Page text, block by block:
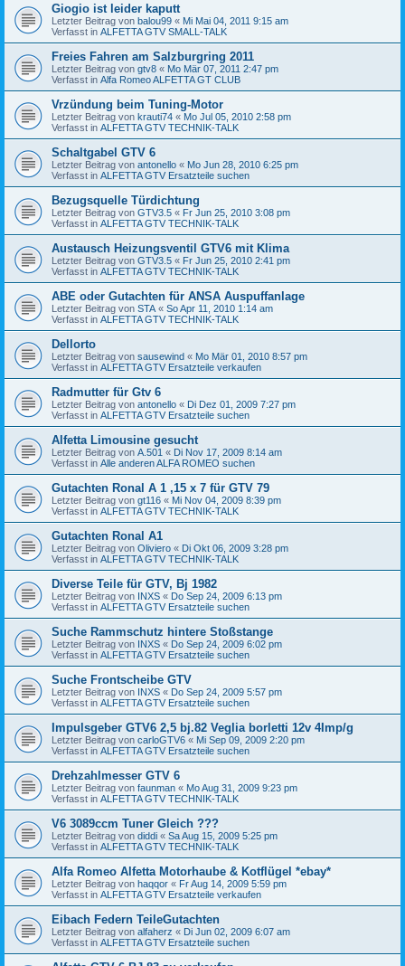
Giogio ist leider kaputt
Letzter Beitrag von balou99 « Mi Mai 04, 2011 9:15 am
Verfasst in ALFETTA GTV SMALL-TALK
Freies Fahren am Salzburgring 2011
Letzter Beitrag von gtv8 « Mo Mär 07, 2011 2:47 pm
Verfasst in Alfa Romeo ALFETTA GT CLUB
Vrzündung beim Tuning-Motor
Letzter Beitrag von krauti74 « Mo Jul 05, 2010 2:58 pm
Verfasst in ALFETTA GTV TECHNIK-TALK
Schaltgabel GTV 6
Letzter Beitrag von antonello « Mo Jun 28, 2010 6:25 pm
Verfasst in ALFETTA GTV Ersatzteile suchen
Bezugsquelle Türdichtung
Letzter Beitrag von GTV3.5 « Fr Jun 25, 2010 3:08 pm
Verfasst in ALFETTA GTV TECHNIK-TALK
Austausch Heizungsventil GTV6 mit Klima
Letzter Beitrag von GTV3.5 « Fr Jun 25, 2010 2:41 pm
Verfasst in ALFETTA GTV TECHNIK-TALK
ABE oder Gutachten für ANSA Auspuffanlage
Letzter Beitrag von STA « So Apr 11, 2010 1:14 am
Verfasst in ALFETTA GTV TECHNIK-TALK
Dellorto
Letzter Beitrag von sausewind « Mo Mär 01, 2010 8:57 pm
Verfasst in ALFETTA GTV Ersatzteile verkaufen
Radmutter für Gtv 6
Letzter Beitrag von antonello « Di Dez 01, 2009 7:27 pm
Verfasst in ALFETTA GTV Ersatzteile suchen
Alfetta Limousine gesucht
Letzter Beitrag von A.501 « Di Nov 17, 2009 8:14 am
Verfasst in Alle anderen ALFA ROMEO suchen
Gutachten Ronal A 1 ,15 x 7 für GTV 79
Letzter Beitrag von gt116 « Mi Nov 04, 2009 8:39 pm
Verfasst in ALFETTA GTV TECHNIK-TALK
Gutachten Ronal A1
Letzter Beitrag von Oliviero « Di Okt 06, 2009 3:28 pm
Verfasst in ALFETTA GTV TECHNIK-TALK
Diverse Teile für GTV, Bj 1982
Letzter Beitrag von INXS « Do Sep 24, 2009 6:13 pm
Verfasst in ALFETTA GTV Ersatzteile suchen
Suche Rammschutz hintere Stoßstange
Letzter Beitrag von INXS « Do Sep 24, 2009 6:02 pm
Verfasst in ALFETTA GTV Ersatzteile suchen
Suche Frontscheibe GTV
Letzter Beitrag von INXS « Do Sep 24, 2009 5:57 pm
Verfasst in ALFETTA GTV Ersatzteile suchen
Impulsgeber GTV6 2,5 bj.82 Veglia borletti 12v 4Imp/g
Letzter Beitrag von carloGTV6 « Mi Sep 09, 2009 2:20 pm
Verfasst in ALFETTA GTV Ersatzteile suchen
Drehzahlmesser GTV 6
Letzter Beitrag von faunman « Mo Aug 31, 2009 9:23 pm
Verfasst in ALFETTA GTV TECHNIK-TALK
V6 3089ccm Tuner Gleich ???
Letzter Beitrag von diddi « Sa Aug 15, 2009 5:25 pm
Verfasst in ALFETTA GTV TECHNIK-TALK
Alfa Romeo Alfetta Motorhaube & Kotflügel *ebay*
Letzter Beitrag von haqqor « Fr Aug 14, 2009 5:59 pm
Verfasst in ALFETTA GTV Ersatzteile verkaufen
Eibach Federn TeileGutachten
Letzter Beitrag von alfaherz « Di Jun 02, 2009 6:07 am
Verfasst in ALFETTA GTV Ersatzteile suchen